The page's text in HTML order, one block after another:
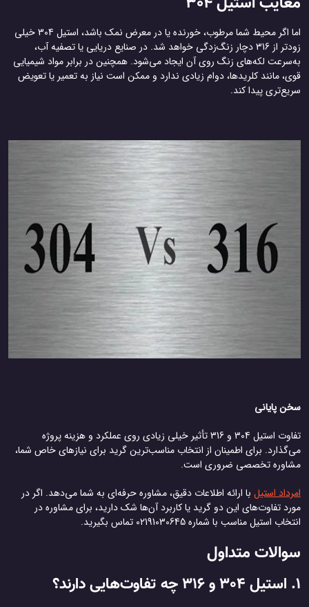
اما اگر محیط شما مرطوب، خورنده یا در معرض نمک باشد، استیل 304 خیلی
زودتر از 316 دچار زنگ‌زدگی خواهد شد. در صنایع دریایی یا تصفیه آب،
به‌سرعت لکه‌های زنگ روی آن ایجاد می‌شود. همچنین در برابر مواد شیمیایی
قوی، مانند کلریدها، دوام زیادی ندارد و ممکن است نیاز به تعمیر یا تعویض
سریع‌تری پیدا کند.
سخن پایانی
تفاوت استیل 304 و 316 تأثیر خیلی زیادی روی عملکرد و هزینه پروژه
می‌گذارد. برای اطمینان از انتخاب مناسب‌ترین گرید برای نیازهای خاص شما،
مشاوره تخصصی ضروری است.
امرداد استیل با ارائه اطلاعات دقیق، مشاوره حرفه‌ای به شما می‌دهد. اگر در
مورد تفاوت‌های این دو گرید یا کاربرد آن‌ها شک دارید، برای مشاوره در
انتخاب استیل مناسب با شماره 02191030645 تماس بگیرید.
سوالات متداول
1. استیل 304 و 316 چه تفاوت‌هایی دارند؟